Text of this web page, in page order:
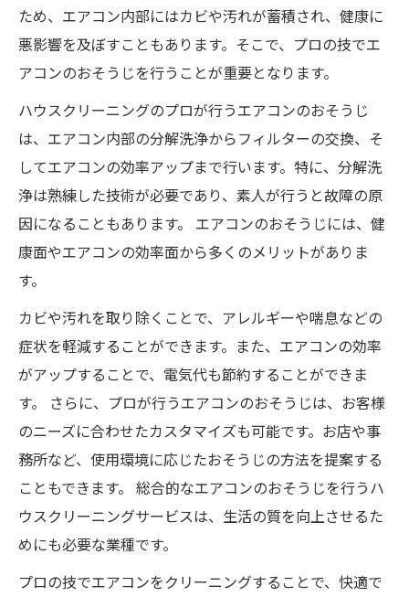
ため、エアコン内部にはカビや汚れが蓄積され、健康に
悪影響を及ぼすこともあります。そこで、プロの技でエ
アコンのおそうじを行うことが重要となります。
ハウスクリーニングのプロが行うエアコンのおそうじ
は、エアコン内部の分解洗浄からフィルターの交換、そ
してエアコンの効率アップまで行います。特に、分解洗
浄は熟練した技術が必要であり、素人が行うと故障の原
因になることもあります。 エアコンのおそうじには、健
康面やエアコンの効率面から多くのメリットがありま
す。
カビや汚れを取り除くことで、アレルギーや喘息などの
症状を軽減することができます。また、エアコンの効率
がアップすることで、電気代も節約することができま
す。 さらに、プロが行うエアコンのおそうじは、お客様
のニーズに合わせたカスタマイズも可能です。お店や事
務所など、使用環境に応じたおそうじの方法を提案する
こともできます。 総合的なエアコンのおそうじを行うハ
ウスクリーニングサービスは、生活の質を向上させるた
めにも必要な業種です。
プロの技でエアコンをクリーニングすることで、快適で